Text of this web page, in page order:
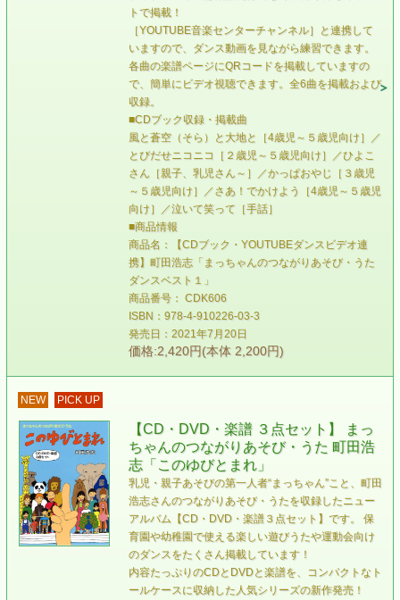
トで掲載！
［YOUTUBE音楽センターチャンネル］と連携して
いますので、ダンス動画を見ながら練習できます。
各曲の楽譜ページにQRコードを掲載していますの
で、簡単にビデオ視聴できます。全6曲を掲載および
収録。
■CDブック収録・掲載曲
風と蒼空（そら）と大地と［4歳児～５歳児向け］／
とびだせニコニコ［２歳児～５歳児向け］／ひよこ
さん［親子、乳児さん～］／かっぱおやじ［３歳児
～５歳児向け］／さあ！でかけよう［4歳児～５歳児
向け］／泣いて笑って［手話］
■商品情報
商品名：【CDブック・YOUTUBEダンスビデオ連
携】町田浩志「まっちゃんのつながりあそび・うた
ダンスベスト１」
商品番号： CDK606
ISBN：978-4-910226-03-3
発売日：2021年7月20日
価格:2,420円(本体 2,200円)
NEW PICK UP
【CD・DVD・楽譜 ３点セット】 まっ
ちゃんのつながりあそび・うた 町田浩
志「このゆびとまれ」
乳児・親子あそびの第一人者“まっちゃん”こと、町田
浩志さんのつながりあそび・うたを収録したニュー
アルバム【CD・DVD・楽譜３点セット】です。 保
育園や幼稚園で使える楽しい遊びうたや運動会向け
のダンスをたくさん掲載しています！
内容たっぷりのCDとDVDと楽譜を、コンパクトなト
ールケースに収納した人気シリーズの新作発売！